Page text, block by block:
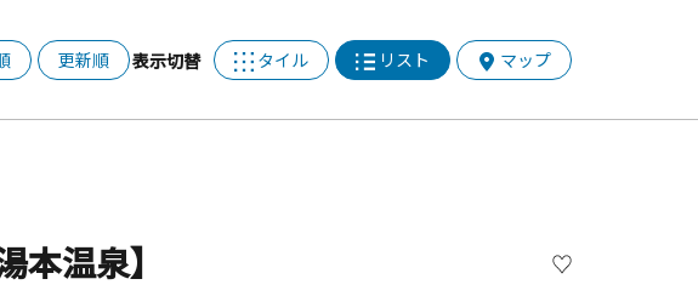
更新順 表示切替 タイル リスト マップ
本温泉】